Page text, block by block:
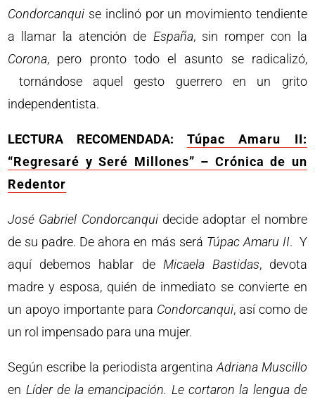
Condorcanqui se inclinó por un movimiento tendiente
a llamar la atención de España, sin romper con la
Corona, pero pronto todo el asunto se radicalizó,
tornándose aquel gesto guerrero en un grito
independentista.
LECTURA RECOMENDADA: Túpac Amaru II:
“Regresaré y Seré Millones” – Crónica de un
Redentor
José Gabriel Condorcanquidecide adoptar el nombre
de su padre. De ahora en más será Túpac Amaru II. Y
aquí debemos hablar de Micaela Bastidas, devota
madre y esposa, quién de inmediato se convierte en
un apoyo importante para Condorcanqui, así como de
un rol impensado para una mujer.
Según escribe la periodista argentinaAdriana Muscillo
en Líder de la emancipación. Le cortaron la lengua de